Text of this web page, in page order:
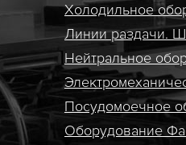
Холодильное
Линии раздачи.
Нейтральное
Посудомоечное
Оборудование